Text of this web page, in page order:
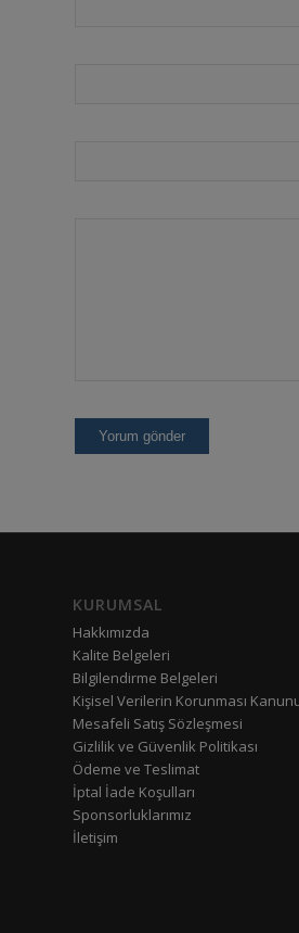
KURUMSAL
Hakkımızda
Kalite Belgeleri
Bilgilendirme Belgeleri
Kişisel Verilerin Korunması
Mesafeli Satış Sözleşmesi
Gizlilik ve Güvenlik Politikası
Ödeme ve Teslimat
İptal İade Koşulları
Sponsorluklarımız
İletişim